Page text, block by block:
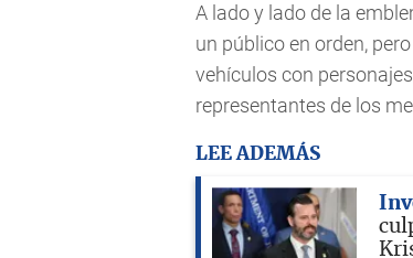
A lado y lado de la
un público en orden,
vehículos con
representantes de los
LEE ADEMÁS